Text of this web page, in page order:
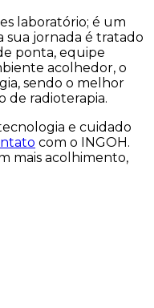
laboratório; é um
sua jornada é tratado
ponta, equipe
acolhedor, o
sendo o melhor
de radioterapia.
e cuidado
com o INGOH.
mais acolhimento,